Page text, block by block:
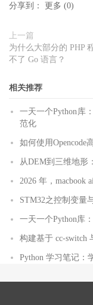
分享到： 更多 (0)
上一篇
为什么大部分的 PHP
不了 Go 语言？
相关推荐
一天一个Python库
范化
如何使用Opencode
从DEM到三维地形
2026 年，macbook
STM32之控制变量
一天一个Python库
构建基于 cc-switch
Python 学习笔记：